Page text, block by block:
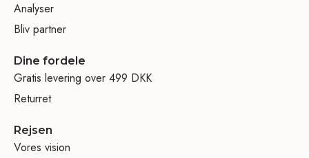
Analyser
Bliv partner
Dine fordele
Gratis levering over 499 DKK
Returret
Rejsen
Vores vision